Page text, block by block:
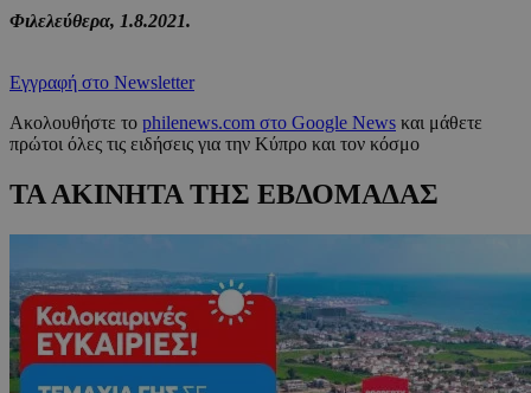
Φιλελεύθερα, 1.8.2021.
Εγγραφή στο Newsletter
Ακολουθήστε το philenews.com στο Google News και μάθετε
πρώτοι όλες τις ειδήσεις για την Κύπρο και τον κόσμο
ΤΑ ΑΚΙΝΗΤΑ ΤΗΣ ΕΒΔΟΜΑΔΑΣ